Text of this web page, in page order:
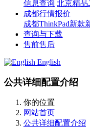
信息查询 北京精品
成都行情报价
成都ThinkPad新款
查询与下载
售前售后
English
公共详细配置介绍
你的位置
网站首页
公共详细配置介绍